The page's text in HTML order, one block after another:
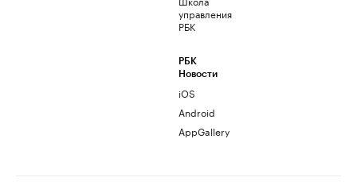
управления
РБК
РБК
Новости
iOS
Android
AppGallery